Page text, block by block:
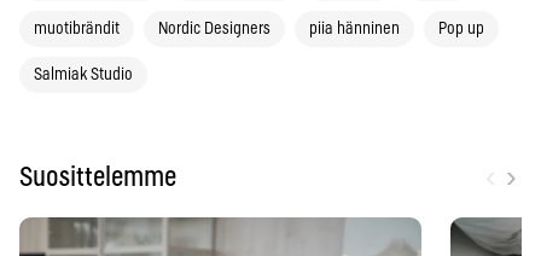
muotibrändit Nordic Designers piia hänninen Pop up
Salmiak Studio
Suosittelemme ›